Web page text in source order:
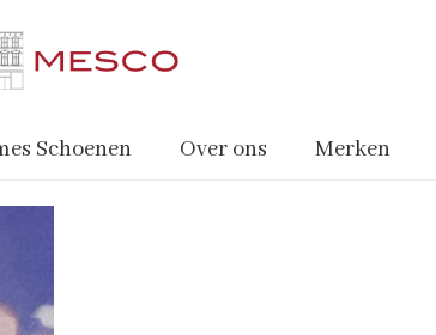
Schoenen Over ons Merken